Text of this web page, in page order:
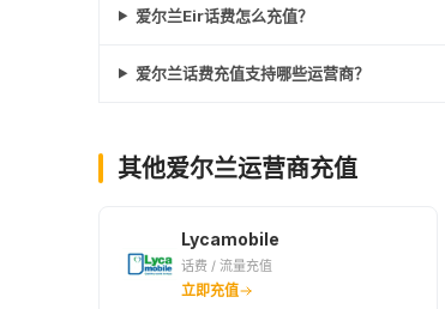
爱尔兰Eir话费怎么充值？
爱尔兰话费充值支持哪些运营商？
其他爱尔兰运营商充值
Lycamobile
话费 / 流量充值
立即充值